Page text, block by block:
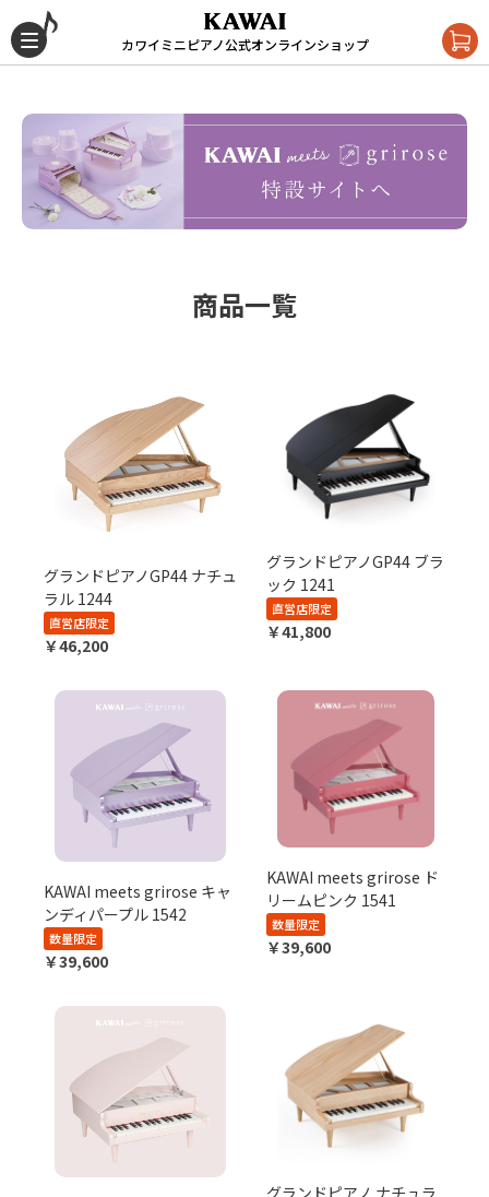
カワイミニピアノ公式オンラインショップ
商品一覧
グランドピアノGP44 ナチュ
ラル 1244
直営店限定
￥46,200
グランドピアノGP44 ブラ
ック 1241
直営店限定
￥41,800
KAWAI meets grirose キャ
ンディパープル 1542
数量限定
￥39,600
KAWAI meets grirose ド
リームピンク 1541
数量限定
￥39,600
グランドピアノ ナチュラ